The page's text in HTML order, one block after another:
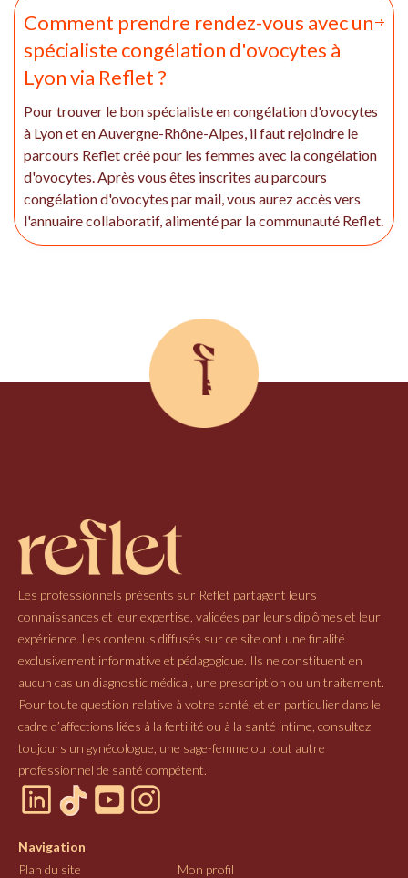
Comment prendre rendez-vous avec un
spécialiste congélation d'ovocytes à
Lyon via Reflet ?
Pour trouver le bon spécialiste en congélation d'ovocytes
à Lyon et en Auvergne-Rhône-Alpes, il faut rejoindre le
parcours Reflet créé pour les femmes avec la congélation
d'ovocytes. Après vous êtes inscrites au parcours
congélation d'ovocytes par mail, vous aurez accès vers
l'annuaire collaboratif, alimenté par la communauté Reflet.
Les professionnels présents sur Reflet partagent leurs
connaissances et leur expertise, validées par leurs diplômes et leur
expérience. Les contenus diffusés sur ce site ont une finalité
exclusivement informative et pédagogique. Ils ne constituent en
aucun cas un diagnostic médical, une prescription ou un traitement.
Pour toute question relative à votre santé, et en particulier dans le
cadre d’affections liées à la fertilité ou à la santé intime, consultez
toujours un gynécologue, une sage-femme ou tout autre
professionnel de santé compétent.
Navigation
Plan du site
Mon profil